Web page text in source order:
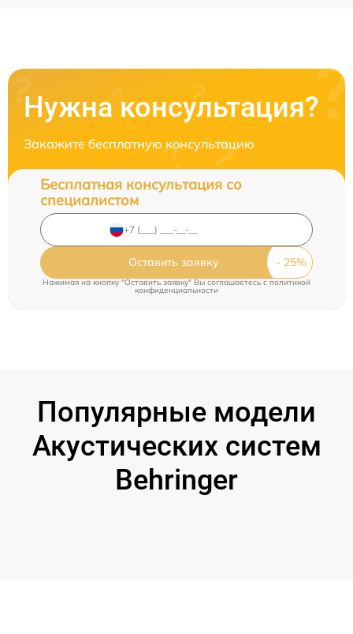
Нужна консультация?
Закажите бесплатную консультацию
Бесплатная консультация со
специалистом
Оставить заявку
Нажимая на кнопку "Оставить заявку" Вы соглашаетесь cполитикой
конфиденциальности
Популярные модели
Акустических систем
Behringer